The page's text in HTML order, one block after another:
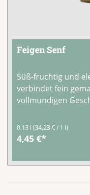
Feigen Senf
Süß-fruchtig und
verbindet fein
vollmundigen
süßen,
zu Käse, Schinken,
0.13 l (34,23 € / 1 l)
4,45 €*